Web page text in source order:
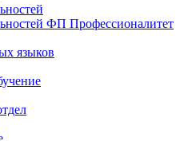
ФП Профессионалитет
языков